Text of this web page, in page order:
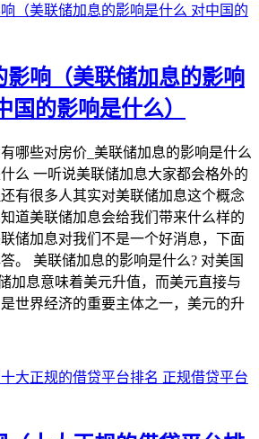
影响（美联储加息的影响
国的影响是什么）
哪些对房价_美联储加息的影响是什么
么 一听说美联储加息大家都会格外的
有很多人其实对美联储加息这个概念
道美联储加息会给我们带来什么样的
储加息对我们不是一个好消息，下面
。 美联储加息的影响是什么? 对美国
加息意味着美元升值，而美元直接与
世界经济的重要主体之一，美元的升